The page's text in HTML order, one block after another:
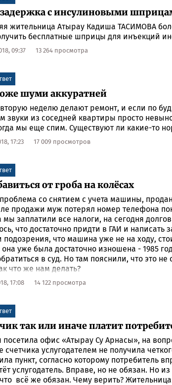
с инсулиновыми
жительница Атырау Кадиша ТАСИМОВА
бесплатные шприцы для инъекций
09:37 13 264 просмотра
шуми аккуратней
неделю делают ремонт, и если по
звуки из соседней квартиры просто
мы еще спим. Существуют ли какие-то
17:23 17 009 просмотров
от гроба на колёсах
со снятием с учета машины,
продажи муж потерял номер телефона
мы заплатили все налоги, на сегодня
что достаточно придти в ГАИ и
подозрения, что машина уже не на ходу,
уже была достаточно изношена - 1985
в суд. Но там пояснили, что это
что же нам делать?
17:08 14 122 просмотра
так или иначе платит
посетила офис «Атырау Су Арнасы», на
счетчика услугодателем не получила
пункт, согласно которому потребитель
услугодатель. Вправе, но не обязан. Но
всё же обязан. Чему верить?